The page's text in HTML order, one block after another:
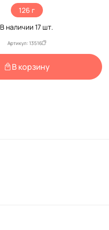
126 г
В наличии 17 шт.
Артикул: 13516
В корзину